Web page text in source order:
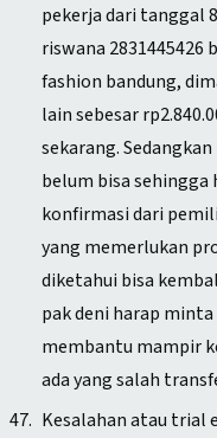
pekerja dari tanggal
riswana 2831445426
fashion bandung,
lain sebesar
sekarang.
belum bisa sehingga
konfirmasi dari
yang memerlukan
diketahui bisa
pak deni harap
membantu mampir
ada yang salah
Kesalahan atau trial